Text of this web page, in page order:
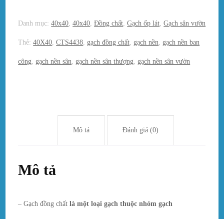
Danh mục:40x40 ,40x40 ,Đồng chất ,Gạch ốp lát ,Gạch sân vườn
Thẻ:40X40 ,CTS4438 gạch đồng chất gạch nền gạch nền ban
công gạch nền sân gạch nền sân thượng gạch nền sân vườn
Mô tả Đánh giá (0)
Mô tả
– Gạch đồng chấtlà một loại gạch thuộc nhóm gạch